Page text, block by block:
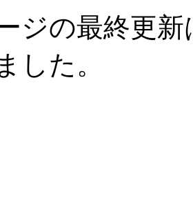
ジの最終更新
した。